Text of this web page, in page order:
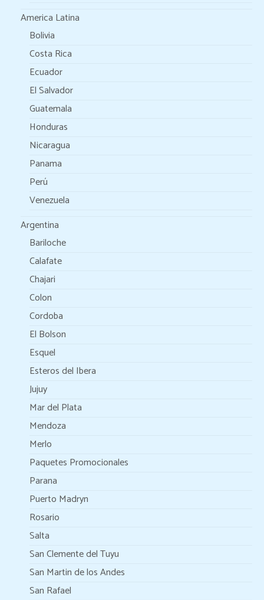
America Latina
Bolivia
Costa Rica
Ecuador
El Salvador
Guatemala
Honduras
Nicaragua
Panama
Perú
Venezuela
Argentina
Bariloche
Calafate
Chajari
Colon
Cordoba
El Bolson
Esquel
Esteros del Ibera
Jujuy
Mar del Plata
Mendoza
Merlo
Paquetes Promocionales
Parana
Puerto Madryn
Rosario
Salta
San Clemente del Tuyu
San Martin de los Andes
San Rafael